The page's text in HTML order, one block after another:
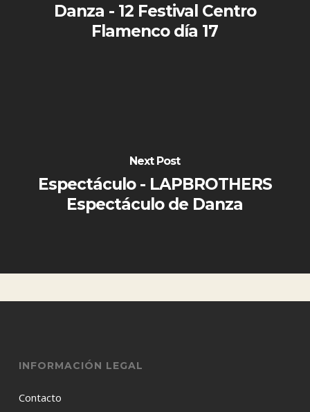
Danza - 12 Festival Centro
Flamenco día 17
Next Post
Espectáculo - LAPBROTHERS
Espectáculo de Danza
INFORMACIÓN LEGAL
Contacto